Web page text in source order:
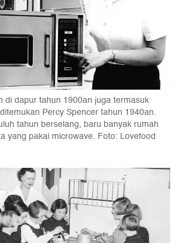
di dapur tahun 1900an juga termasuk
Percy Spencer tahun 1940an.
tahun berselang, baru banyak rumah
yang pakai microwave. Foto: Lovefood